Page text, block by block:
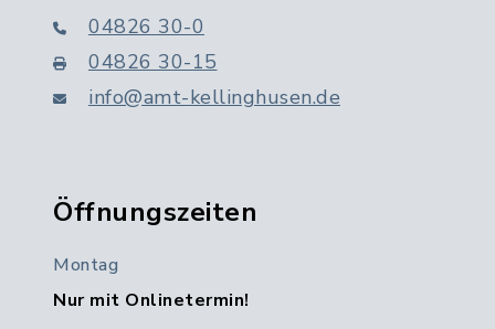
04826 30-0
04826 30-15
info@amt-kellinghusen.de
Öffnungszeiten
Montag
Nur mit Onlinetermin!